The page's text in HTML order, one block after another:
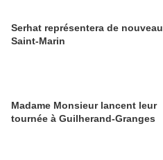
Serhat représentera de nouveau
Saint-Marin
Madame Monsieur lancent leur
tournée à Guilherand-Granges